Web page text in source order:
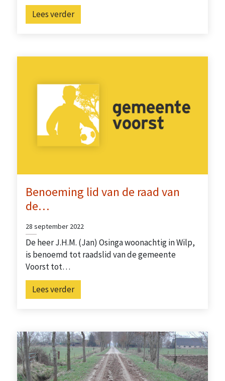
Lees verder
Benoeming lid van de raad van
de…
28 september 2022
De heer J.H.M. (Jan) Osinga woonachtig in Wilp,
is benoemd tot raadslid van de gemeente
Voorst tot…
Lees verder